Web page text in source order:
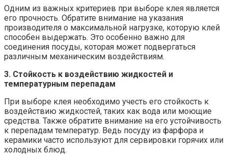
Одним из важных критериев при выборе клея является
его прочность. Обратите внимание на указания
производителя о максимальной нагрузке, которую клей
способен выдержать. Это особенно важно для
соединения посуды, которая может подвергаться
различным механическим воздействиям.
3. Стойкость к воздействию жидкостей и
температурным перепадам
При выборе клея необходимо учесть его стойкость к
воздействию жидкостей, таких как вода или моющие
средства. Также обратите внимание на его устойчивость
к перепадам температур. Ведь посуду из фарфора и
керамики часто используют для сервировки горячих или
холодных блюд.